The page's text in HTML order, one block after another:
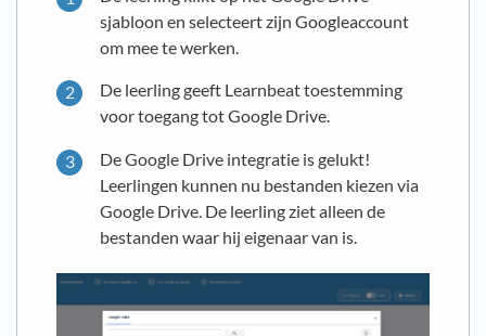
sjabloon en selecteert zijn Googleaccount
om mee te werken.
De leerling geeft Learnbeat toestemming
voor toegang tot Google Drive.
De Google Drive integratie is gelukt!
Leerlingen kunnen nu bestanden kiezen via
Google Drive. De leerling ziet alleen de
bestanden waar hij eigenaar van is.